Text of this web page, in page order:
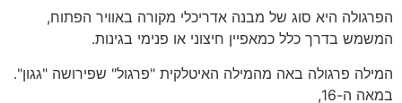
הפרגולה היא סוג של מבנה אדריכלי מקורה באוויר הפתוח,
המשמש בדרך כלל כמאפיין חיצוני או פנימי בגינות.
המילה פרגולה באה מהמילה האיטלקית "פרגול" שפירושה "גגון".
במאה ה-16,